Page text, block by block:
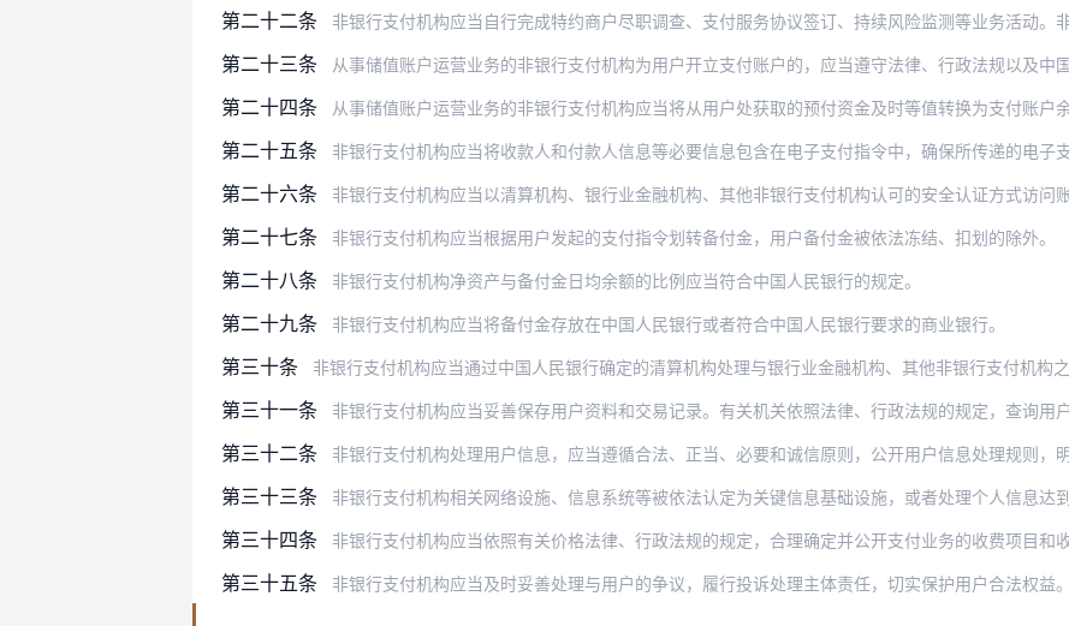
第二十二条 非银行支付机构应当自行完成特约商户尽职调查、支付服务协议签订、持续风险监测等业务活动。非银行支付机构不得为
第二十三条 从事储值账户运营业务的非银行支付机构为用户开立支付账户的，应当遵守法律、行政法规以及中国人民银行关于支付账户管理
第二十四条 从事储值账户运营业务的非银行支付机构应当将从用户处获取的预付资金及时等值转换为支付账户余额或者预付资金余额。用户
第二十五条 非银行支付机构应当将收款人和付款人信息等必要信息包含在电子支付指令中，确保所传递的电子支付指
第二十六条 非银行支付机构应当以清算机构、银行业金融机构、其他非银行支付机构认可的安全认证方式访问账户，不
第二十七条 非银行支付机构应当根据用户发起的支付指令划转备付金，用户备付金被依法冻结、扣划的除外。
第二十八条 非银行支付机构净资产与备付金日均余额的比例应当符合中国人民银行的规定。
第二十九条 非银行支付机构应当将备付金存放在中国人民银行或者符合中国人民银行要求的商业银行。
第三十条 非银行支付机构应当通过中国人民银行确定的清算机构处理与银行业金融机构、其他非银行支付机构之间合作开展的支付业务，
第三十一条 非银行支付机构应当妥善保存用户资料和交易记录。有关机关依照法律、行政法规的规定，查询用户资料、交易记录及其持有
第三十二条 非银行支付机构处理用户信息，应当遵循合法、正当、必要和诚信原则，公开用户信息处理规则，明示处理用户信息的目的、
第三十三条 非银行支付机构相关网络设施、信息系统等被依法认定为关键信息基础设施，或者处理个人信息达到国家网信部门规定数量的，
第三十四条 非银行支付机构应当依照有关价格法律、行政法规的规定，合理确定并公开支付业务的收费项目和
第三十五条 非银行支付机构应当及时妥善处理与用户的争议，履行投诉处理主体责任，切实保护用户合法权益。